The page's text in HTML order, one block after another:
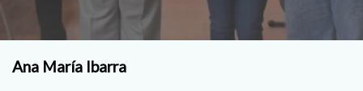
Ana María Ibarra